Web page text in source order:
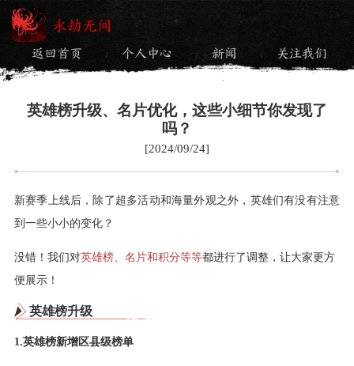
永劫无间
返回首页 / 个人中心 / 新闻 / 关注我们
英雄榜升级、名片优化，这些小细节你发现了
吗？
[2024/09/24]
新赛季上线后，除了超多活动和海量外观之外，英雄们有没有注意
到一些小小的变化？
没错！我们对英雄榜、名片和积分等等都进行了调整，让大家更方
便展示！
英雄榜升级
1.英雄榜新增区县级榜单